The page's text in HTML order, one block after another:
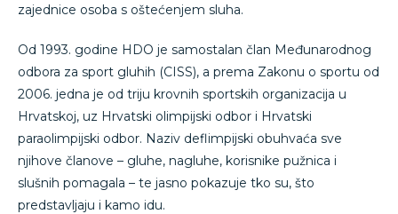
zajednice osoba s oštećenjem sluha.
Od 1993. godine HDO je samostalan član Međunarodnog
odbora za sport gluhih (CISS), a prema Zakonu o sportu od
2006. jedna je od triju krovnih sportskih organizacija u
Hrvatskoj, uz Hrvatski olimpijski odbor i Hrvatski
paraolimpijski odbor. Naziv deflimpijski obuhvaća sve
njihove članove – gluhe, nagluhe, korisnike pužnica i
slušnih pomagala – te jasno pokazuje tko su, što
predstavljaju i kamo idu.